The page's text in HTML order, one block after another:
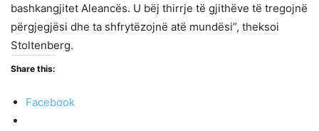
bashkangjitet Aleancës. U bëj thirrje të gjithëve të tregojnë
përgjegjësi dhe ta shfrytëzojnë atë mundësi”, theksoi
Stoltenberg.
Share this:
Facebook